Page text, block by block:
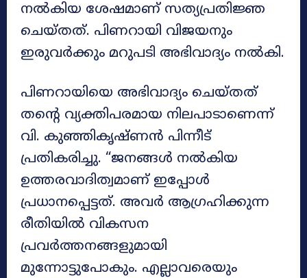
നൽകിയ ശേഷമാണ് സത്യപ്രതിജ്ഞ
ചെയ്തത്. പിണറായി വിജയനും
ഇരുവർക്കും മറുപടി അഭിവാദ്യം നൽകി.
പിണറായിയെ അഭിവാദ്യം ചെയ്തത്
തന്റെ വ്യക്തിപരമായ നിലപാടാണെന്ന്
വി. കുഞ്ഞികൃഷ്ണൻ പിന്നീട്
പ്രതികരിച്ചു. “ജനങ്ങൾ നൽകിയ
ഉത്തരവാദിത്വമാണ് ഇപ്പോൾ
പ്രധാനപ്പെട്ടത്. അവർ ആഗ്രഹിക്കുന്ന
രീതിയിൽ വികസന
പ്രവർത്തനങ്ങളുമായി
മുന്നോട്ടുപോകും. എല്ലാവരെയും